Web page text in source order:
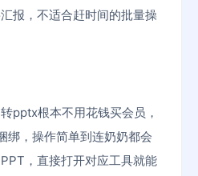
报，不适合赶时间的批量操
pptx根本不用花钱买会员，
绑，操作简单到连奶奶都会
，直接打开对应工具就能